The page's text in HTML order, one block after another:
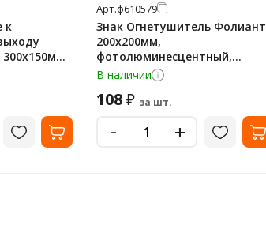
к
Е03
Арт.ф610579
Знак Огнетушитель Фолиант
200х200мм,
фотолюминесцентный,
самоклеящаяся пленка, F04
В наличии
108₽ за шт.
- +